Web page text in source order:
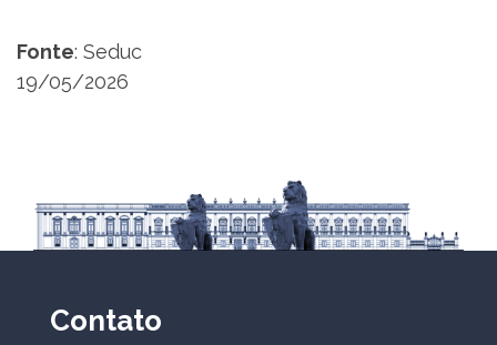
Fonte: Seduc
19/05/2026
Contato